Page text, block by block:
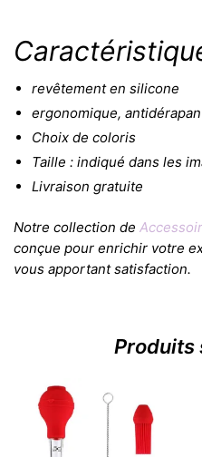
revêtement en silicone
ergonomique,
Choix de coloris
Taille : indiqué dans les
Livraison gratuite
Notre collection de
conçue pour enrichir votre
vous apportant satisfaction.
Produits